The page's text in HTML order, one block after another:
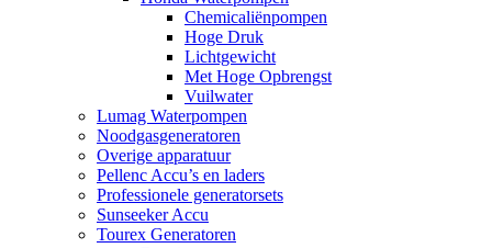
Chemicaliënpompen
Hoge Druk
Lichtgewicht
Met Hoge Opbrengst
Vuilwater
Lumag Waterpompen
Noodgasgeneratoren
Overige apparatuur
Pellenc Accu’s en laders
Professionele generatorsets
Sunseeker Accu
Tourex Generatoren